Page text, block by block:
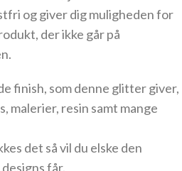
og giver dig muligheden for
der ikke går på
finish, som denne glitter giver,
malerier, resin samt mange
det så vil du elske den
får.